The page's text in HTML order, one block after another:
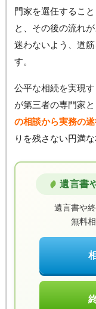
門家を選任するこ
と、その後の流れ
迷わないよう、道
す。
公平な相続を実現
が第三者の専門家
の相談から実務の
りを残さない円満
遺言書
遺言書や
無料